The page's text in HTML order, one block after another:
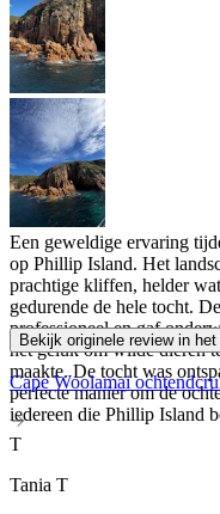
Een geweldige ervaring
op Phillip Island. Het
prachtige kliffen, helder
gedurende de hele tocht.
professioneel en gaf
het geluk om wilde dieren
maakte. De tocht was
perfecte manier om de
iedereen die Phillip Island
Bekijk originele review in het
Cape Woolamai
T
Tania T